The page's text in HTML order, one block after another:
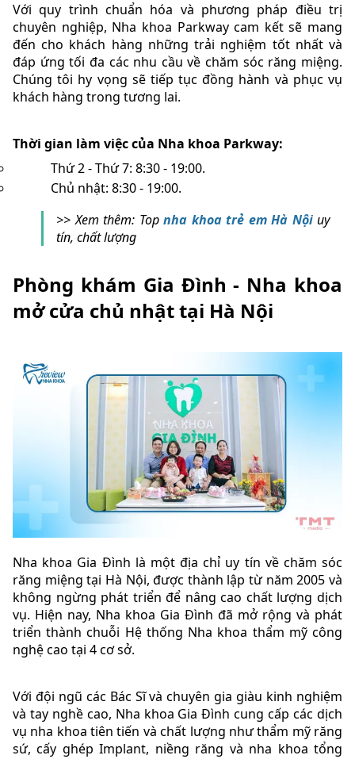
Với quy trình chuẩn hóa và phương pháp điều trị
chuyên nghiệp, Nha khoa Parkway cam kết sẽ mang
đến cho khách hàng những trải nghiệm tốt nhất và
đáp ứng tối đa các nhu cầu về chăm sóc răng miệng.
Chúng tôi hy vọng sẽ tiếp tục đồng hành và phục vụ
khách hàng trong tương lai.
Thời gian làm việc của Nha khoa Parkway:
Thứ 2 - Thứ 7: 8:30 - 19:00.
Chủ nhật: 8:30 - 19:00.
>> Xem thêm: Top nha khoa trẻ em Hà Nộiuy
tín, chất lượng
Phòng khám Gia Đình - Nha khoa
mở cửa chủ nhật tại Hà Nội
Nha khoa Gia Đình là một địa chỉ uy tín về chăm sóc
răng miệng tại Hà Nội, được thành lập từ năm 2005 và
không ngừng phát triển để nâng cao chất lượng dịch
vụ. Hiện nay, Nha khoa Gia Đình đã mở rộng và phát
triển thành chuỗi Hệ thống Nha khoa thẩm mỹ công
nghệ cao tại 4 cơ sở.
Với đội ngũ các Bác Sĩ và chuyên gia giàu kinh nghiệm
và tay nghề cao, Nha khoa Gia Đình cung cấp các dịch
vụ nha khoa tiên tiến và chất lượng như thẩm mỹ răng
sứ, cấy ghép Implant, niềng răng và nha khoa tổng